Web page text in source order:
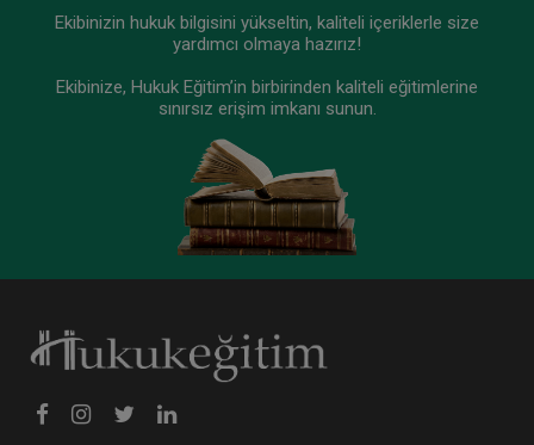
Sepete Ekle
Tüketici Hukuku Enstitüsü
Ekibinizin hukuk bilgisini yükseltin, kaliteli içeriklerle size
yardımcı olmaya hazırız!
Ekibinize, Hukuk Eğitim’in birbirinden kaliteli eğitimlerine
sınırsız erişim imkanı sunun.